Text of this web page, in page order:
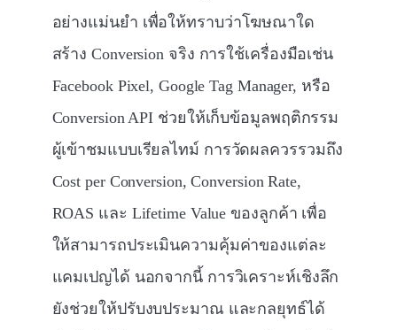
อย่างแม่นยำ เพื่อให้ทราบว่าโฆษณาใด
สร้าง Conversion จริง การใช้เครื่องมือเช่น
Facebook Pixel, Google Tag Manager, หรือ
Conversion API ช่วยให้เก็บข้อมูลพฤติกรรม
ผู้เข้าชมแบบเรียลไทม์ การวัดผลควรรวมถึง
Cost per Conversion, Conversion Rate,
ROAS และ Lifetime Value ของลูกค้า เพื่อ
ให้สามารถประเมินความคุ้มค่าของแต่ละ
แคมเปญได้ นอกจากนี้ การวิเคราะห์เชิงลึก
ยังช่วยให้ปรับงบประมาณ และกลยุทธ์ได้